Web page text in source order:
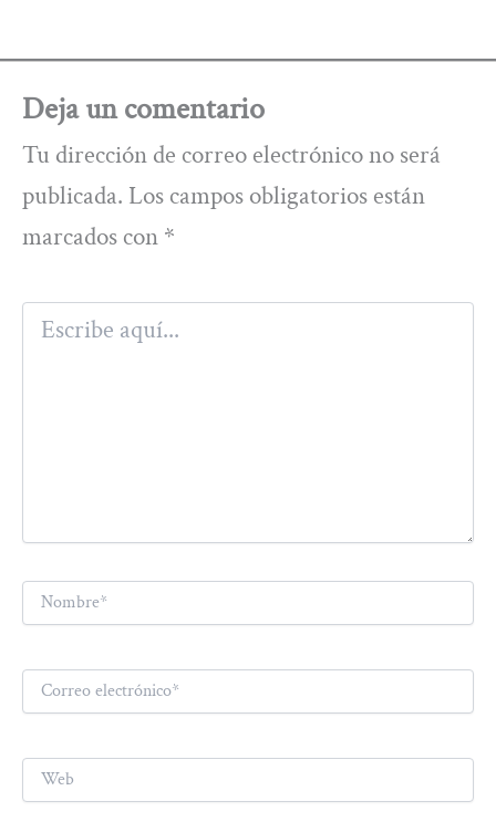
Deja un comentario
Tu dirección de correo electrónico no será
publicada. Los campos obligatorios están
marcados con *
Escribe
aquí...
Nombre*
Correo
electrónico*
Web